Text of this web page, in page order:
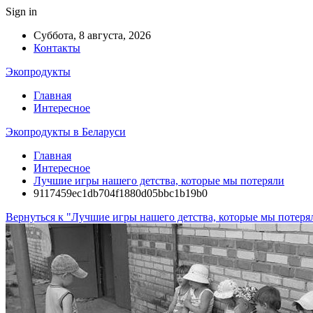
Sign in
Суббота, 8 августа, 2026
Контакты
Экопродукты
Главная
Интересное
Экопродукты в Беларуси
Главная
Интересное
Лучшие игры нашего детства, которые мы потеряли
9117459ec1db704f1880d05bbc1b19b0
Вернуться к "Лучшие игры нашего детства, которые мы